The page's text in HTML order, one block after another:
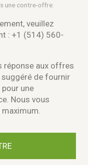
une contre-offre.
veuillez
: +1 (514) 560-
réponse aux offres
de fournir
une
Nous vous